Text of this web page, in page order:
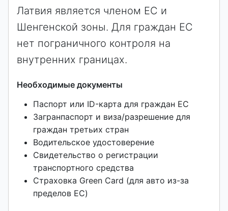
Латвия является членом ЕС и
Шенгенской зоны. Для граждан ЕС
нет пограничного контроля на
внутренних границах.
Необходимые документы
Паспорт или ID-карта для граждан ЕС
Загранпаспорт и виза/разрешение для
граждан третьих стран
Водительское удостоверение
Свидетельство о регистрации
транспортного средства
Страховка Green Card (для авто из-за
пределов ЕС)